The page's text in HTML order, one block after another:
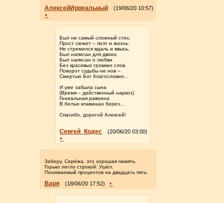
АлексейИрреальный (19/06/20 10:57)
•
Был не самый сложный стих,
Прост сюжет – поэт и жизнь.
Не стремился вдаль и ввысь,
Был написан для двоих.
Был написан о любви
Без красивых громких слов.
Поворот судьбы не нов –
Смертью Бог благословил...
И уже забыла сына
(Время – действенный наркоз)
Гениальная равнина
В белых клавишах берез...
Спасибо, дорогой Алексей!
Сергей_Кодес (20/06/20 03:00)
•
Заберу, Серёжа, это хорошая память.
Горько легло строкой: Ушёл.
Понимаемый процентов на двадцать пять.
Варя (18/06/20 17:52) •